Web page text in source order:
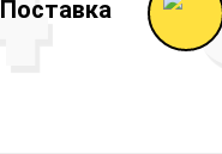
Поставка